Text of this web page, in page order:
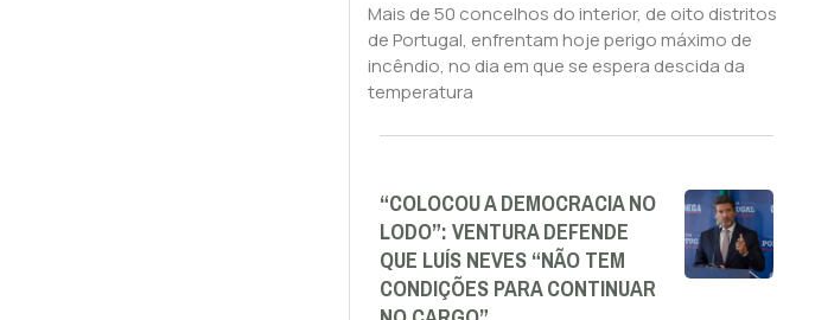
Mais de 50 concelhos do interior, de oito distritos
de Portugal, enfrentam hoje perigo máximo de
incêndio, no dia em que se espera descida da
temperatura
“COLOCOU A DEMOCRACIA NO
LODO”: VENTURA DEFENDE
QUE LUÍS NEVES “NÃO TEM
CONDIÇÕES PARA CONTINUAR